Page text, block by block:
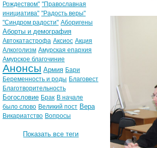
Рождеством" "Православная
инициатива" "Радость веры"
"Синдром радости" Аборигены
Аборты и демография
Автокатастрофа Аксиос Акция
Алкоголизм Амурская епархия
Амурское благочиние
Анонсы Армия Бари
Беременность и роды Благовест
Благотворительность
Богословие Брак В начале
было слово Великий пост Вера
Викариатство Вопросы
Показать все теги